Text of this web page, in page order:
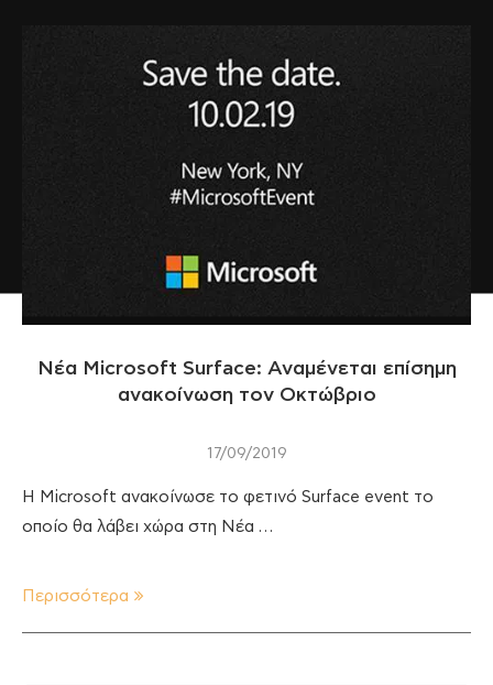
Νέα Microsoft Surface: Αναμένεται επίσημη
ανακοίνωση τον Οκτώβριο
17/09/2019
Η Microsoft ανακοίνωσε το φετινό Surface event το
οποίο θα λάβει χώρα στη Νέα …
Περισσότερα